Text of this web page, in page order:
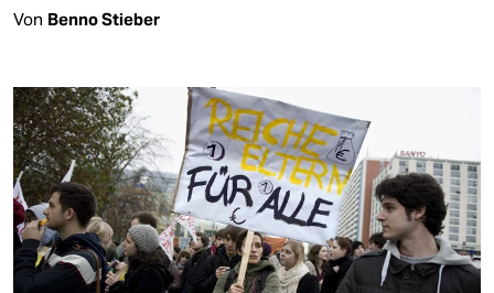
Von Benno Stieber